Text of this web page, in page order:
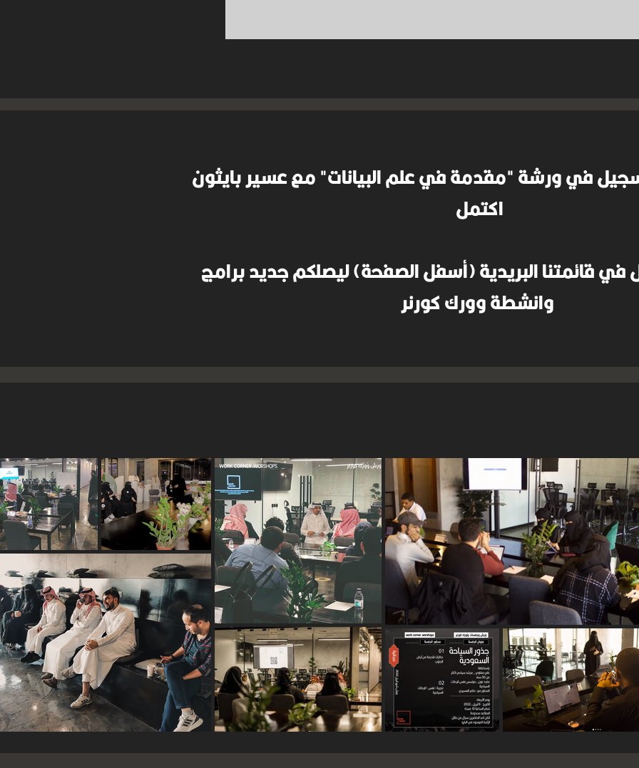
في ورشة "مقدمة في علم البيانات" مع عسير بايثون
اكتمل
في قائمتنا البريدية (أسفل الصفحة) ليصلكم جديد برامج